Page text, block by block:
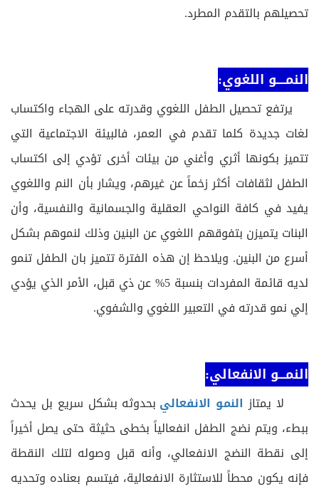
تحصيلهم بالتقدم المطرد.
النمــــو اللغوي:
يرتفع تحصيل الطفل اللغوي وقدرته على الهجاء واكتساب
لغات جديدة كلما تقدم في العمر، فالبيئة الاجتماعية التي
تتميز بكونها أثري وأغني من بيئات أخرى تؤدي إلى اكتساب
الطفل لثقافات أكثر زخماً عن غيرهم، ويشار بأن النم واللغوي
يفيد في كافة النواحي العقلية والجسمانية والنفسية، وأن
البنات يتميزن بتفوقهم اللغوي عن البنين وذلك لنموهم بشكل
أسرع من البنين. ويلاحظ إن هذه الفترة تتميز بان الطفل تنمو
لديه قائمة المفردات بنسبة 5% عن ذي قبل، الأمر الذي يؤدي
إلي نمو قدرته في التعبير اللغوي والشفوي.
النمـــو الانفعالي:
لا يمتاز النمو الانفعالي بحدوثه بشكل سريع بل يحدث
ببطء، ويتم نضج الطفل انفعالياً بخطى حثيثة حتى يصل أخيراً
إلى نقطة النضج الانفعالي، وأنه قبل وصوله لتلك النقطة
فإنه يكون محطاً للاستثارة الانفعالية، فيتسم بعناده وتحديه